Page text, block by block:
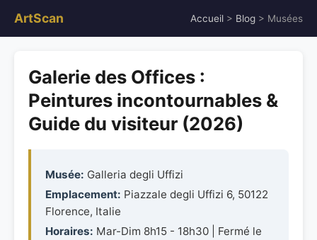
ArtScan Accueil > Blog > Musées
Galerie des Offices :
Peintures incontournables &
Guide du visiteur (2026)
Musée: Galleria degli Uffizi
Emplacement: Piazzale degli Uffizi 6, 50122
Florence, Italie
Horaires: Mar-Dim 8h15 - 18h30 | Fermé le